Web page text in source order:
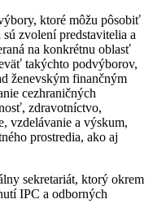
ktoré môžu pôsobiť
zvolení predstavitelia a
na konkrétnu oblasť
takýchto podvýborov,
ženevským finančným
cezhraničných
zdravotníctvo,
vzdelávanie a výskum,
prostredia, ako aj
sekretariát, ktorý okrem
IPC a odborných